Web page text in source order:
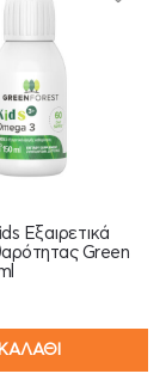
Εξαιρετικά
Green
ΚΑΛΑΘΙ